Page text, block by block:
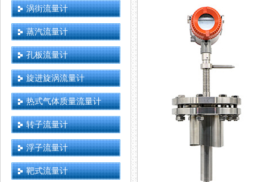
涡街流量计
蒸汽流量计
孔板流量计
旋进旋涡流量计
热式气体质量流量计
转子流量计
浮子流量计
靶式流量计